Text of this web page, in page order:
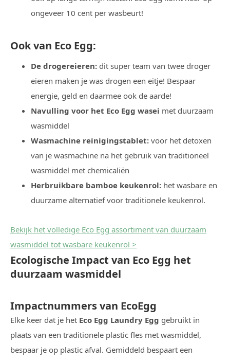
ongeveer 10 cent per wasbeurt!
Ook van Eco Egg:
De drogereieren: dit super team van twee droger
eieren maken je was drogen een eitje! Bespaar
energie, geld en daarmee ook de aarde!
Navulling voor het Eco Egg wasei met duurzaam
wasmiddel
Wasmachine reinigingstablet: voor het detoxen
van je wasmachine na het gebruik van traditioneel
wasmiddel met chemicaliën
Herbruikbare bamboe keukenrol: het wasbare en
duurzame alternatief voor traditionele keukenrol.
Bekijk het volledige Eco Egg assortiment van duurzaam
wasmiddel tot wasbare keukenrol >
Ecologische Impact van Eco Egg het
duurzaam wasmiddel
Impactnummers van EcoEgg
Elke keer dat je het Eco Egg Laundry Egg gebruikt in
plaats van een traditionele plastic fles met wasmiddel,
bespaar je op plastic afval. Gemiddeld bespaart een